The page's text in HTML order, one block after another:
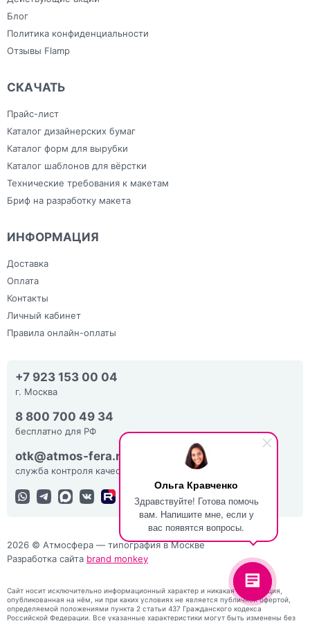
Ольга Кравченко
Здравствуйте! Готова помочь
вам. Напишите мне, если у
вас появятся вопросы.
Блог
Политика конфиденциальности
Отзывы Flamp
СКАЧАТЬ
Прайс-лист
Каталог дизайнерских бумаг
Каталог форм для вырубки
Каталог шаблонов для вёрстки
Технические требования к макетам
Бриф на разработку макета
ИНФОРМАЦИЯ
Доставка
Оплата
Контакты
Личный кабинет
Правила онлайн-оплаты
+7 923 153 00 04
г. Москва
8 800 700 49 34
бесплатно для РФ
otk@atmos-fera.ru
служба контроля качества
2026 © Атмосфера — типография в Москве
Разработка сайта brand monkey
Сайт носит исключительно информационный характер и никакая информация,
опубликованная на нём, ни при каких условиях не является публичной офертой,
определяемой положениями пункта 2 статьи 437 Гражданского кодекса
Российской Федерации. Все указанные характеристики могут быть изменены без